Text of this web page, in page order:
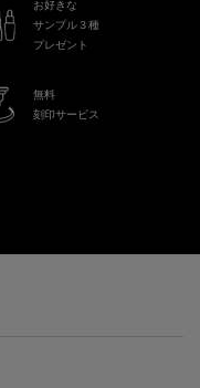
お好きな
サンプル３種
プレゼント
無料
刻印サービス